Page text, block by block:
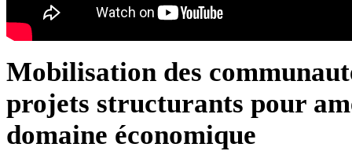
Mobilisation des
projets structurants pour
domaine économique